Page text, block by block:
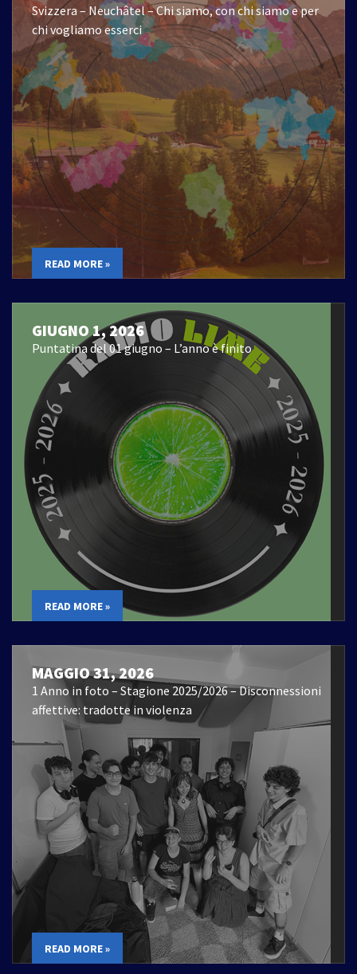
Svizzera – Neuchâtel – Chi siamo, con chi siamo e per
chi vogliamo esserci
READ MORE »
GIUGNO 1, 2026
Puntatina del 01 giugno – L’anno è finito
READ MORE »
MAGGIO 31, 2026
1 Anno in foto – Stagione 2025/2026 – Disconnessioni
affettive: tradotte in violenza
READ MORE »